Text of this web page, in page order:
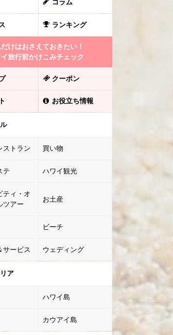
コラム
ランキング
だけはおさえておきたい！
旅行前かけこみチェック
クーポン
お役立ち情報
ストラン 買い物
テ ハワイ観光
ティ・オ
ツアー
お土産
ビーチ
サービス ウェディング
ア
ハワイ島
カウアイ島